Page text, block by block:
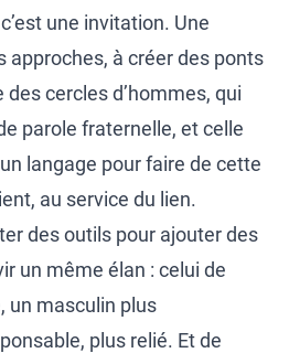
une invitation. Une
approches, à créer des ponts
cercles d’hommes, qui
parole fraternelle, et celle
langage pour faire de cette
au service du lien.
des outils pour ajouter des
un même élan : celui de
un masculin plus
plus relié. Et de